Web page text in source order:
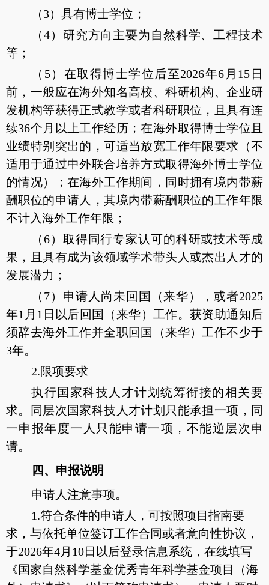
（3）具有博士学位；
（4）研究方向主要为自然科学、工程技术
等；
（5）在取得博士学位后至2026年6月15日
前，一般应在海外知名高校、科研机构、企业研
发机构等获得正式教学或者科研职位，且具有连
续36个月以上工作经历；在海外取得博士学位且
业绩特别突出的，可适当放宽工作年限要求（不
适用于通过中外联合培养方式取得海外博士学位
的情况）；在海外工作期间，同时拥有境内带薪
酬职位的申请人，其境内带薪酬职位的工作年限
不计入海外工作年限；
（6）取得同行专家认可的科研或技术等成
果，且具有成为该领域学术带头人或杰出人才的
发展潜力；
（7）申请人尚未回国（来华），或者2025
年1月1日以后回国（来华）工作。获资助通知后
须辞去海外工作并全职回国（来华）工作不少于
3年。
2.限项要求
执行国家科技人才计划统筹衔接的相关要
求。同层次国家科技人才计划只能承担一项，同
一申报年度一人只能申请一项，不能逆层次申
请。
四、申报说明
申请人注意事项。
1.符合条件的申请人，可按照项目指南要
求，与依托单位签订工作合同或者意向性协议，
于2026年4月10日以后登录信息系统，在线填写
《国家自然科学基金优秀青年科学基金项目（海